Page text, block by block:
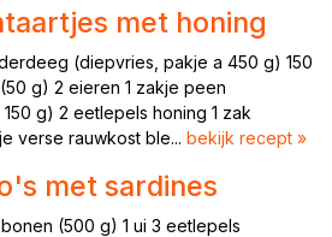
met honing
(diepvries, pakje a 450 g) 150
g) 2 eieren 1 zakje peen
g) 2 eetlepels honing 1 zak
verse rauwkost ble... bekijk recept »
met sardines
(500 g) 1 ui 3 eetlepels